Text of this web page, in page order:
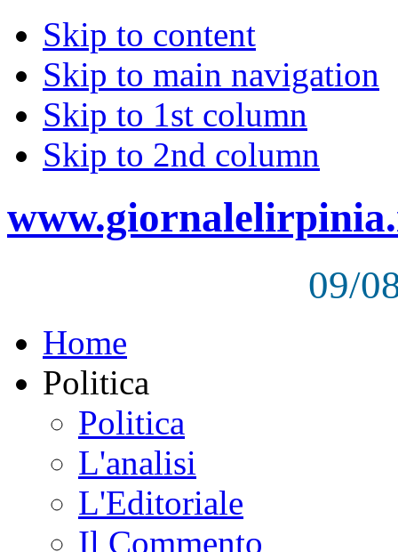
Skip to content
Skip to main navigation
Skip to 1st column
Skip to 2nd column
09/
Home
Politica
Politica
L'analisi
L'Editoriale
Il Commento